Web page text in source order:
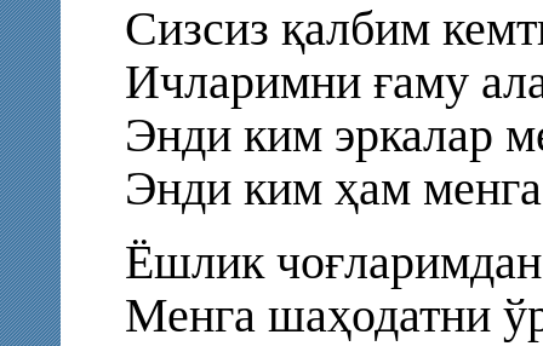
Сизсиз қалбим
Ичларимни ғаму
Энди ким эркалар
Энди ким ҳам
Ёшлик
Менга шаҳодатни